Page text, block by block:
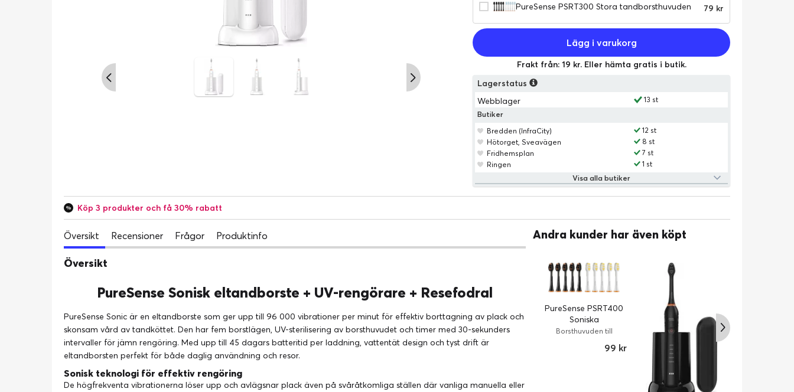
PureSense PSRT300 Stora tandborsthuvuden
79 kr
Lägg i varukorg
Frakt från: 19 kr. Eller hämta gratis i butik.
Lagerstatus
Webblager
13 st
Butiker
Bredden (InfraCity)
12 st
Hötorget, Sveavägen
8 st
Fridhemsplan
7 st
Ringen
1 st
Visa alla butiker
Köp 3 produkter och få 30% rabatt
Översikt Recensioner Frågor Produktinfo
Översikt
PureSense Sonisk eltandborste + UV-rengörare + Resefodral
PureSense Sonic är en eltandborste som ger upp till 96 000 vibrationer per minut för effektiv borttagning av plack och
skonsam vård av tandköttet. Den har fem borstlägen, UV-sterilisering av borsthuvudet och timer med 30-sekunders
intervaller för jämn rengöring. Med upp till 45 dagars batteritid per laddning, vattentät design och tyst drift är
eltandborsten perfekt för både daglig användning och resor.
Sonisk teknologi för effektiv rengöring
De högfrekventa vibrationerna löser upp och avlägsnar plack även på svåråtkomliga ställen där vanliga manuella eller
Andra kunder har även köpt
PureSense PSRT400
Soniska
Tandborsthuvuden +
Borsthuvuden till
99 kr